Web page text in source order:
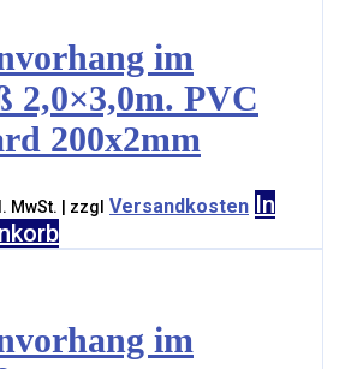
im
2,0×3,0m. PVC
200x2mm
MwSt. | zzgl Versandkosten In
im